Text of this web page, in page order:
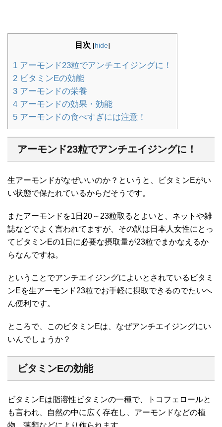
目次 [hide]
1 アーモンド23粒でアンチエイジングに！
2 ビタミンEの効能
3 アーモンドの栄養
4 アーモンドの効果・効能
5 アーモンドの食べすぎには注意！
アーモンド23粒でアンチエイジングに！
生アーモンドがなぜいいのか？というと、ビタミンEがい
い状態で保たれているからだそうです。
またアーモンドを1日20～23粒取るとよいと、ネットや雑
誌などでよく言われてますが、その訳は日本人女性にとっ
てビタミンEの1日に必要な摂取量が23粒でまかなえるか
らなんですね。
ということでアンチエイジングによいとされているビタミ
ンEを生アーモンド23粒でお手軽に摂取できるのでたいへ
ん便利です。
ところで、このビタミンEは、なぜアンチエイジングにい
いんでしょうか？
ビタミンEの効能
ビタミンEは脂溶性ビタミンの一種で、トコフェロールと
も言われ、自然の中に広く存在し、アーモンドなどの植